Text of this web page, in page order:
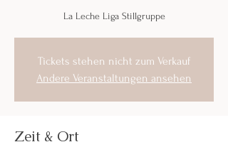
La Leche Liga Stillgruppe
Tickets stehen nicht zum Verkauf
Andere Veranstaltungen ansehen
Zeit & Ort